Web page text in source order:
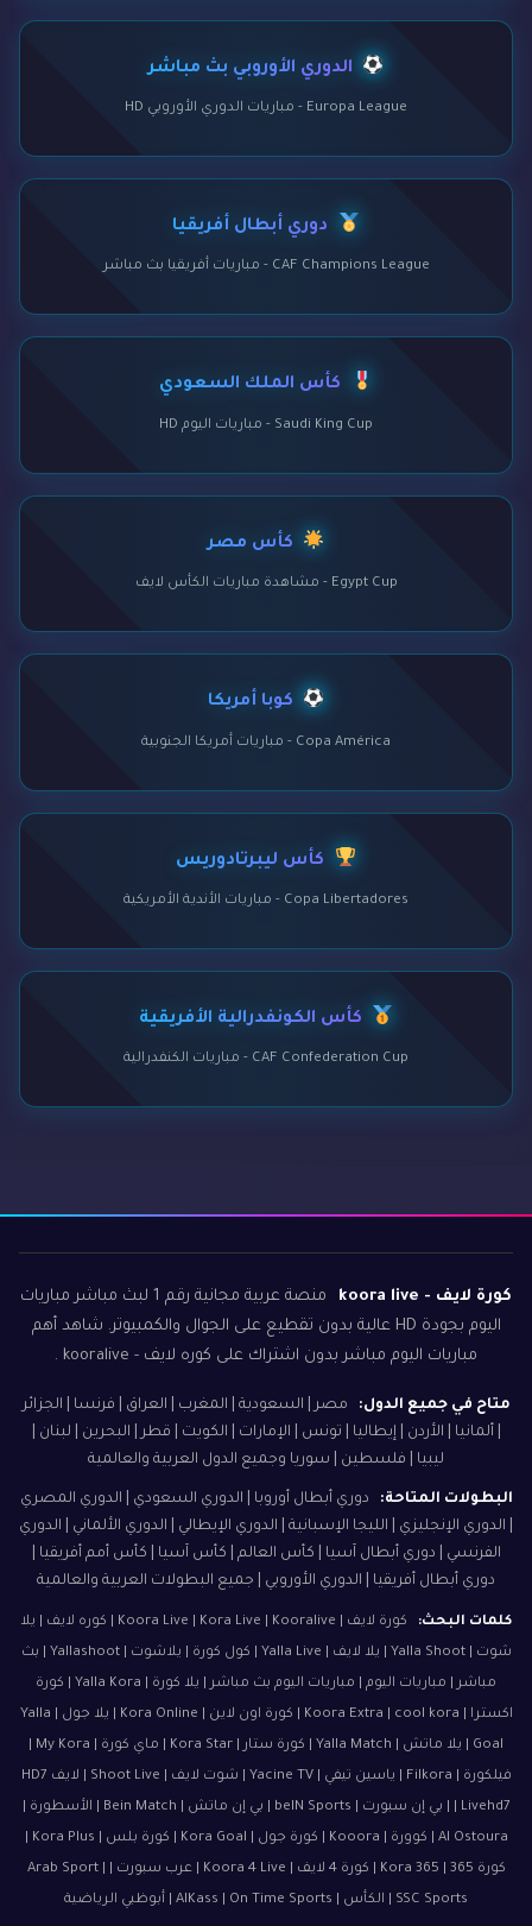
الدوري الأوروبي بث مباشر
Europa League - مباريات الدوري الأوروبي HD
دوري أبطال أفريقيا
CAF Champions League - مباريات أفريقيا بث مباشر
كأس الملك السعودي
Saudi King Cup - مباريات اليوم HD
كأس مصر
Egypt Cup - مشاهدة مباريات الكأس لايف
كوبا أمريكا
Copa América - مباريات أمريكا الجنوبية
كأس ليبرتادوريس
Copa Libertadores - مباريات الأندية الأمريكية
كأس الكونفدرالية الأفريقية
CAF Confederation Cup - مباريات الكنفدرالية
كورة لايف - koora live
منصة عربية مجانية رقم 1 لبث مباشر مباريات
اليوم بجودة HD عالية بدون تقطيع على الجوال والكمبيوتر. شاهد أهم
مباريات اليوم مباشر بدون اشتراك على كوره لايف - kooralive .
متاح في جميع الدول:
مصر | السعودية | المغرب | العراق | فرنسا | الجزائر
| ألمانيا | الأردن | إيطاليا | تونس | الإمارات | الكويت | قطر | البحرين | لبنان |
ليبيا | فلسطين | سوريا وجميع الدول العربية والعالمية
البطولات المتاحة:
دوري أبطال أوروبا | الدوري السعودي | الدوري المصري
| الدوري الإنجليزي | الليجا الإسبانية | الدوري الإيطالي | الدوري الألماني | الدوري
الفرنسي | دوري أبطال آسيا | كأس العالم | كأس آسيا | كأس أمم أفريقيا |
دوري أبطال أفريقيا | الدوري الأوروبي | جميع البطولات العربية والعالمية
كلمات البحث:
كورة لايف | Koora Live | Kora Live | Kooralive | كوره لايف | يلا
شوت | Yalla Shoot | يلا لايف | Yalla Live | كول كورة | يلاشوت | Yallashoot | بث
مباشر | مباريات اليوم | مباريات اليوم بث مباشر | يلا كورة | Yalla Kora | كورة
اكسترا | Koora Extra | cool kora | كورة اون لاين | Kora Online | يلا جول | Yalla
فيلكورة | Filkora | ياسين تيفي | Yacine TV | شوت لايف | Shoot Live | لايف HD7
| Livehd7 | بي إن سبورت | beIN Sports | بي إن ماتش | Bein Match | الأسطورة |
كورة 365 | Kora 365 | كورة 4 لايف | Koora 4 Live | عرب سبورت | Arab Sport |
SSC Sports | الكأس | AlKass | On Time Sports | أبوظبي الرياضية